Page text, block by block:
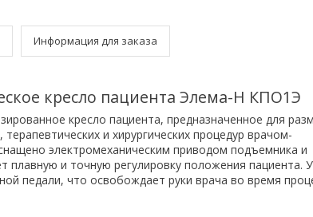
Информация для заказа
кресло пациента Элема-Н КПО1Э
кресло пациента, предназначенное для
и хирургических процедур врачом-
электромеханическим приводом подъемника и
плавную и точную регулировку положения пациента.
педали, что освобождает руки врача во время